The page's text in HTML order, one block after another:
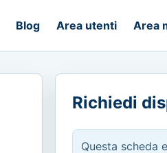
Blog Area utenti Area
Richiedi
Questa scheda